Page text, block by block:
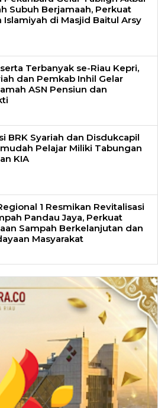
Subuh Berjamaah, Perkuat
Islamiyah di Masjid Baitul Arsy
Terbanyak se-Riau Kepri,
dan Pemkab Inhil Gelar
ASN Pensiun dan
BRK Syariah dan Disdukcapil
Pelajar Miliki Tabungan
KIA
1 Resmikan Revitalisasi
Pandau Jaya, Perkuat
Sampah Berkelanjutan dan
Masyarakat